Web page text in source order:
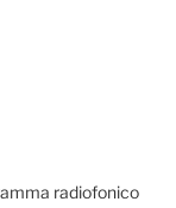
radiofonico